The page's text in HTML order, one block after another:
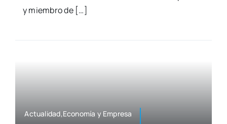
y miem­bro de […]
Actualidad,Economía y Empre­sa